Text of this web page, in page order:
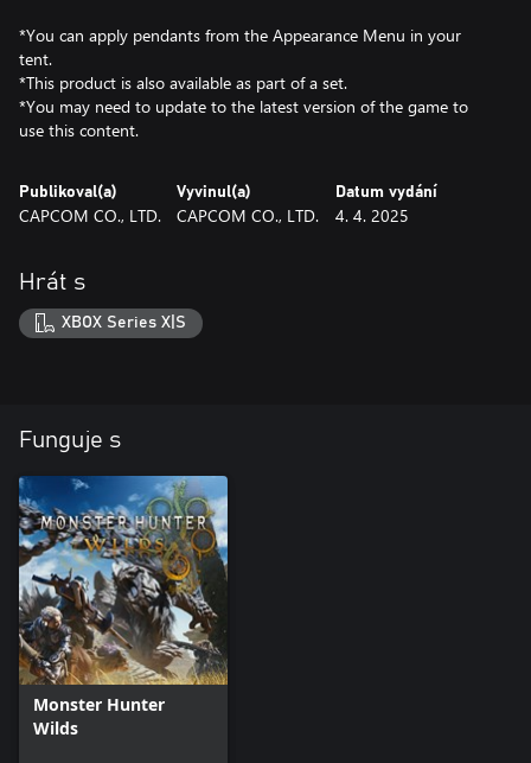
*You can apply pendants from the Appearance Menu in your
tent.
*This product is also available as part of a set.
*You may need to update to the latest version of the game to
use this content.
Publikoval(a)
CAPCOM CO., LTD.
Vyvinul(a)
CAPCOM CO., LTD.
Datum vydání
4. 4. 2025
Hrát s
XBOX Series X|S
Funguje s
Monster Hunter
Wilds